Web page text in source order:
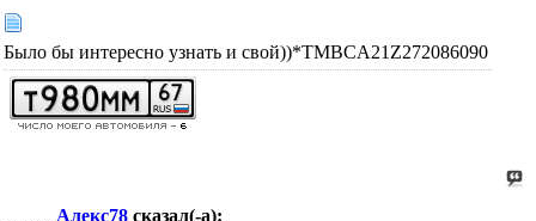
Было бы интересно узнать и свой))*TMBCA21Z272086090
Алекс78 сказал(-а):